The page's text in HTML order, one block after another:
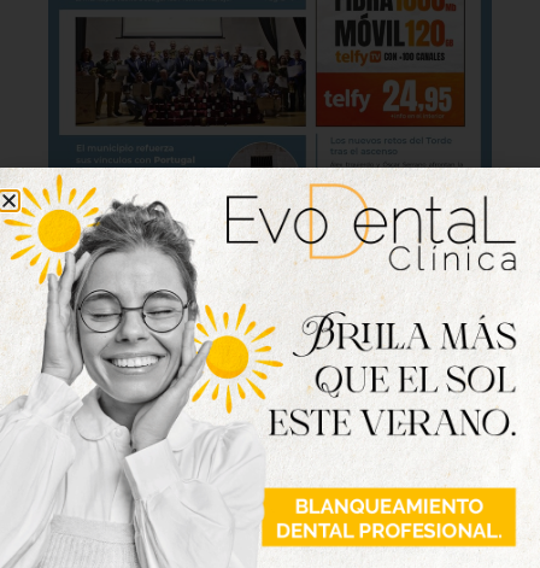
Lo último